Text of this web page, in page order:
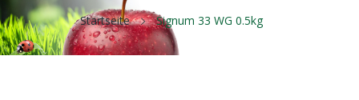
Startseite Signum 33 WG 0.5kg